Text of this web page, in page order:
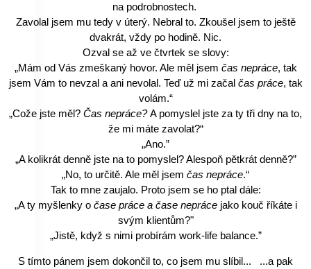
na podrobnostech.
Zavolal jsem mu tedy v úterý. Nebral to. Zkoušel jsem to ještě
dvakrát, vždy po hodině. Nic.
Ozval se až ve čtvrtek se slovy:
„Mám od Vás zmeškaný hovor. Ale měl jsem čas nepráce, tak
jsem Vám to nevzal a ani nevolal. Teď už mi začal čas práce, tak
volám.“
„Cože jste měl? Čas nepráce?A pomyslel jste za ty tři dny na to,
že mi máte zavolat?“
„Ano.”
„A kolikrát denně jste na to pomyslel? Alespoň pětkrát denně?”
„No, to určitě. Ale měl jsem čas nepráce.“
Tak to mne zaujalo. Proto jsem se ho ptal dále:
„A ty myšlenky o čase práce a čase neprácejako kouč říkáte i
svým klientům?"
„Jistě, když s nimi probírám work-life balance.”
S tímto pánem jsem dokončil to, co jsem mu slíbil... ...a pak